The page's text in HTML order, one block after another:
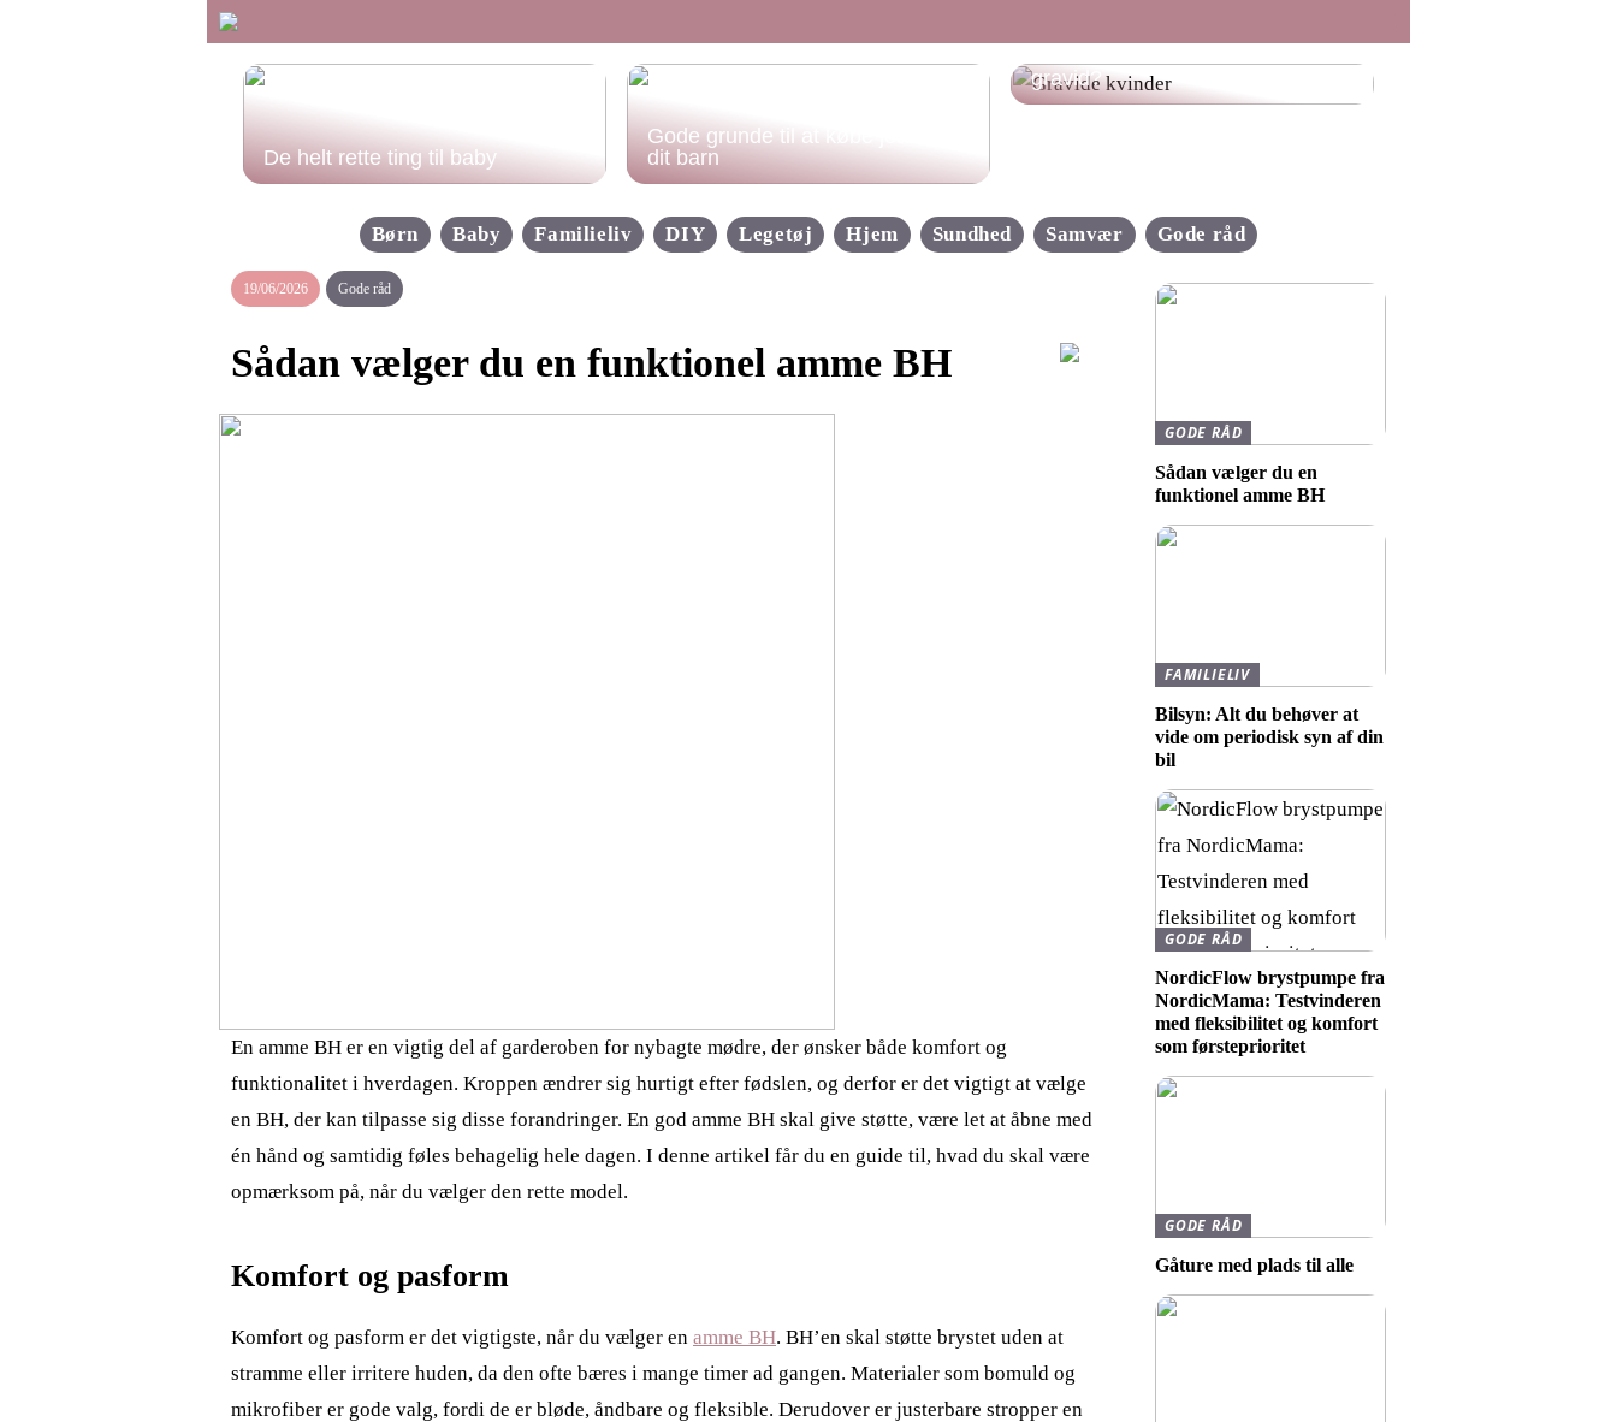
De helt rette ting til baby
Gode grunde til at købe jeans til
dit barn
gravid?
Børn Baby Familieliv DIY Legetøj Hjem Sundhed Samvær Gode råd
19/06/2026 Gode råd
Sådan vælger du en funktionel amme BH
En amme BH er en vigtig del af garderoben for nybagte mødre, der ønsker både komfort og
funktionalitet i hverdagen. Kroppen ændrer sig hurtigt efter fødslen, og derfor er det vigtigt at vælge
en BH, der kan tilpasse sig disse forandringer. En god amme BH skal give støtte, være let at åbne med
én hånd og samtidig føles behagelig hele dagen. I denne artikel får du en guide til, hvad du skal være
opmærksom på, når du vælger den rette model.
Komfort og pasform
Komfort og pasform er det vigtigste, når du vælger en amme BH. BH’en skal støtte brystet uden at
stramme eller irritere huden, da den ofte bæres i mange timer ad gangen. Materialer som bomuld og
mikrofiber er gode valg, fordi de er bløde, åndbare og fleksible. Derudover er justerbare stropper en
GODE RÅD
Sådan vælger du en
funktionel amme BH
FAMILIELIV
Bilsyn: Alt du behøver at
vide om periodisk syn af din
bil
GODE RÅD
NordicFlow brystpumpe fra
NordicMama: Testvinderen
med fleksibilitet og komfort
som førsteprioritet
GODE RÅD
Gåture med plads til alle